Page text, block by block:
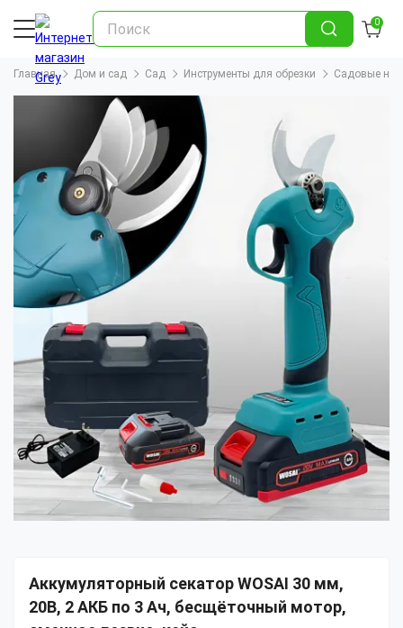
0
Главная Дом и сад Сад Инструменты для обрезки Садовые
Аккумуляторный секатор WOSAI 30 мм,
20В, 2 АКБ по 3 Ач, бесщёточный мотор,